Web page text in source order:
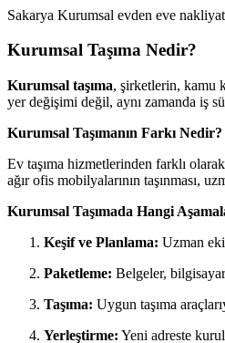
Sakarya Kurumsal evden eve nakliyat
Kurumsal Taşıma Nedir?
Kurumsal taşıma, şirketlerin, kamu
yer değişimi değil, aynı zamanda iş
Kurumsal Taşımanın Farkı Nedir?
Ev taşıma hizmetlerinden farklı olarak
ağır ofis mobilyalarının taşınması,
Kurumsal Taşımada Hangi
Keşif ve Planlama: Uzman
Paketleme: Belgeler,
Taşıma: Uygun taşıma
Yerleştirme: Yeni adreste